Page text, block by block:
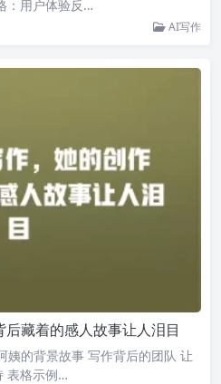
：用户体验反…
AI写作
藏着的感人故事让人泪目
的背景故事 写作背后的团队 让
表格示例…